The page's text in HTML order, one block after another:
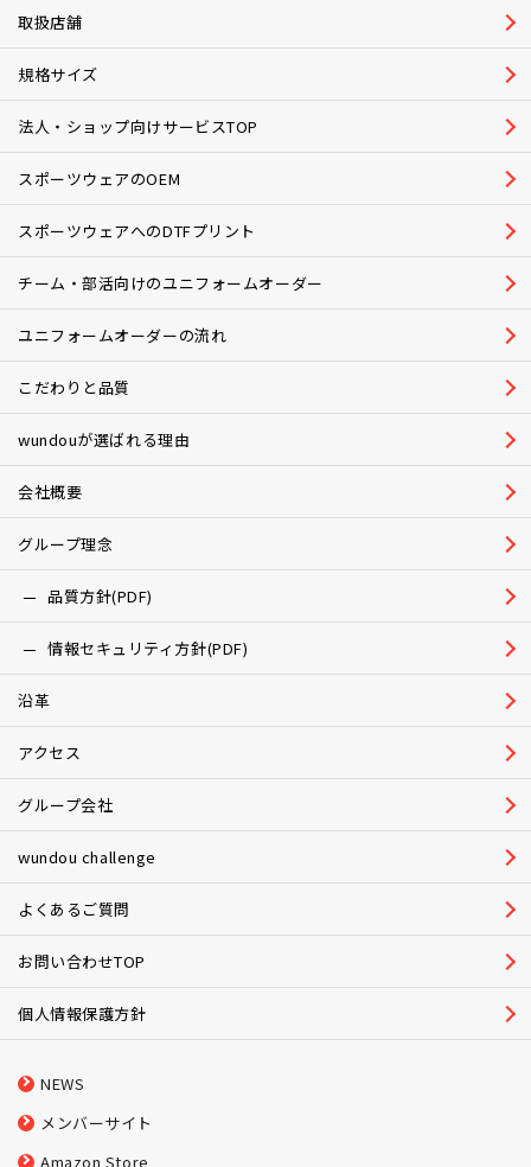
取扱店舗
規格サイズ
法人・ショップ向けサービスTOP
スポーツウェアのOEM
スポーツウェアへのDTFプリント
チーム・部活向けのユニフォームオーダー
ユニフォームオーダーの流れ
こだわりと品質
wundouが選ばれる理由
会社概要
グループ理念
品質方針(PDF)
情報セキュリティ方針(PDF)
沿革
アクセス
グループ会社
wundou challenge
よくあるご質問
お問い合わせTOP
個人情報保護方針
NEWS
メンバーサイト
Amazon Store